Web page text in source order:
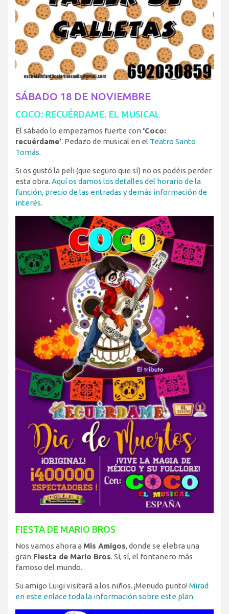
SÁBADO 18 DE NOVIEMBRE
COCO: RECUÉRDAME. EL MUSICAL
El sábado lo empezamos fuerte con ‘Coco:
recuérdame’. Pedazo de musical en el Teatro Santo
Tomás.
Si os gustó la peli (que seguro que sí) no os podéis perder
esta obra. Aquí os damos los detalles del horario de la
función, precio de las entradas y demás información de
interés.
FIESTA DE MARIO BROS
Nos vamos ahora a Mis Amigos, donde se elebra una
gran Fiesta de Mario Bros. Sí, sí, el fontanero más
famoso del mundo.
Su amigo Luigi visitará a los niños. ¡Menudo punto! Mirad
en este enlace toda la información sobre este plan.